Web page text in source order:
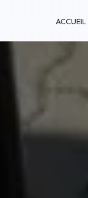
ACCUEIL